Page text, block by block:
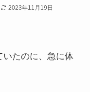
2023年11月19日
いたのに、急に体